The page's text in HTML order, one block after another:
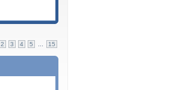
2 3 4 5 15